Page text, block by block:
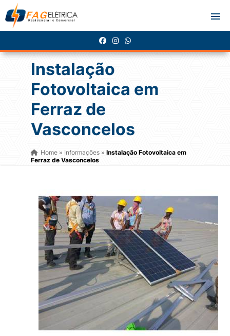
Instalação
Fotovoltaica em
Ferraz de
Vasconcelos
Home» Informações » Instalação Fotovoltaica em
Ferraz de Vasconcelos